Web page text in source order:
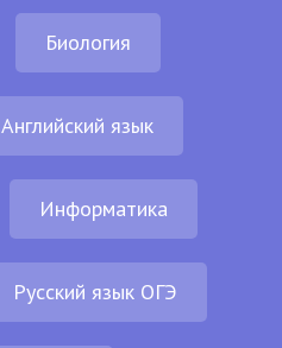
Биология
Английский язык
Информатика
Русский язык ОГЭ